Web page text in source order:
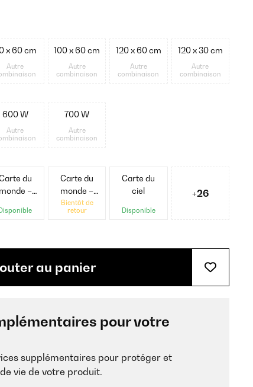
x 60 cm
Autre
100 x 60 cm
Autre
combinaison
120 x 60 cm
Autre
combinaison
120 x 30 cm
Autre
combinaison
600 W
Autre
700 W
Autre
combinaison
du
monde –
Disponible
Carte du
monde –
Colorée
Bientôt de
retour
Carte du
ciel
Disponible
+26
au panier
pour votre
supplémentaires pour protéger et
vie de votre produit.